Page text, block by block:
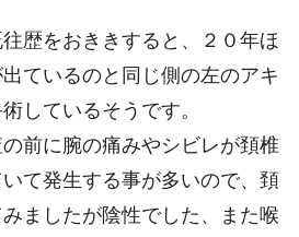
歴をおききすると、２０年ほ
ているのと同じ側の左のアキ
しているそうです。
前に腕の痛みやシビレが頚椎
て発生する事が多いので、頚
ましたが陰性でした、また喉